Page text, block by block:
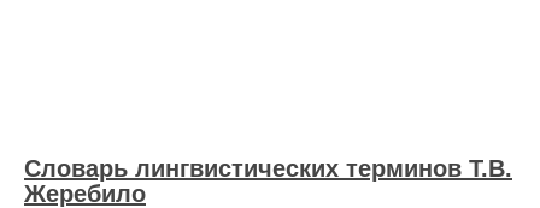
Словарь лингвистических терминов Т.В.
Жеребило